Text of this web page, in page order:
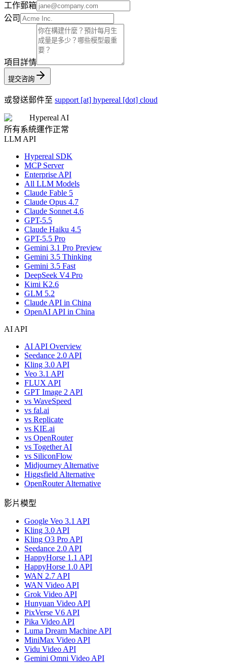
工作郵箱
公司
項目詳情
提交咨詢
或發送郵件至 support [at] hypereal [dot] cloud
Hypereal AI
所有系統運作正常
LLM API
Hypereal SDK
MCP Server
Enterprise API
All LLM Models
Claude Fable 5
Claude Opus 4.7
Claude Sonnet 4.6
GPT-5.5
Claude Haiku 4.5
GPT-5.5 Pro
Gemini 3.1 Pro Preview
Gemini 3.5 Thinking
Gemini 3.5 Fast
DeepSeek V4 Pro
Kimi K2.6
GLM 5.2
Claude API in China
OpenAI API in China
AI API
AI API Overview
Seedance 2.0 API
Kling 3.0 API
Veo 3.1 API
FLUX API
GPT Image 2 API
vs WaveSpeed
vs fal.ai
vs Replicate
vs KIE.ai
vs OpenRouter
vs Together AI
vs SiliconFlow
Midjourney Alternative
Higgsfield Alternative
OpenRouter Alternative
影片模型
Google Veo 3.1 API
Kling 3.0 API
Kling O3 Pro API
Seedance 2.0 API
HappyHorse 1.1 API
HappyHorse 1.0 API
WAN 2.7 API
WAN Video API
Grok Video API
Hunyuan Video API
PixVerse V6 API
Pika Video API
Luma Dream Machine API
MiniMax Video API
Vidu Video API
Gemini Omni Video API